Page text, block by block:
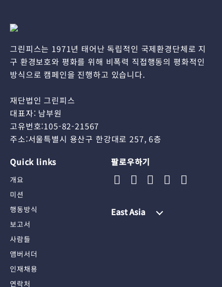
그린피스는 1971년 태어난 독립적인 국제환경단체로 지
구 환경보호와 평화를 위해 비폭력 직접행동의 평화적인
방식으로 캠페인을 진행하고 있습니다.
재단법인 그린피스
대표자: 남부원
고유번호:105-82-21567
주소:서울특별시 용산구 한강대로 257, 6층
Quick links
개요
미션
행동방식
보고서
사람들
앰버서더
인재채용
연락처
팔로우하기
East Asia